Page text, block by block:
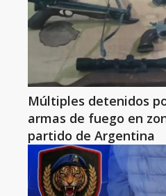
Múltiples detenidos
armas de fuego en
partido de Argentina